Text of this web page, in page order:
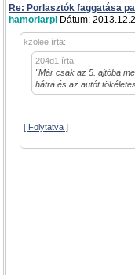
Re: Porlasztók faggatása
hamoriarpi Dátum:
kzolee írta:
204d1 írta:
"Már csak az 5. ajtóba
hátra és az autót
[ Folytatva ]